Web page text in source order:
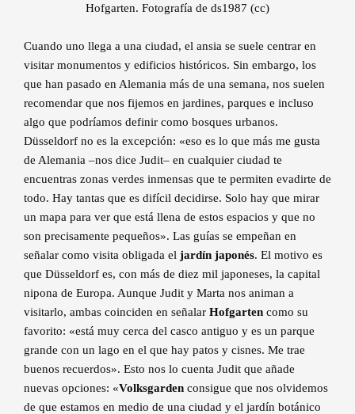
Hofgarten. Fotografía de ds1987 (cc)
Cuando uno llega a una ciudad, el ansia se suele centrar en
visitar monumentos y edificios históricos. Sin embargo, los
que han pasado en Alemania más de una semana, nos suelen
recomendar que nos fijemos en jardines, parques e incluso
algo que podríamos definir como bosques urbanos.
Düsseldorf no es la excepción: «eso es lo que más me gusta
de Alemania –nos dice Judit– en cualquier ciudad te
encuentras zonas verdes inmensas que te permiten evadirte de
todo. Hay tantas que es difícil decidirse. Solo hay que mirar
un mapa para ver que está llena de estos espacios y que no
son precisamente pequeños». Las guías se empeñan en
señalar como visita obligada el jardín japonés. El motivo es
que Düsseldorf es, con más de diez mil japoneses, la capital
nipona de Europa. Aunque Judit y Marta nos animan a
visitarlo, ambas coinciden en señalar Hofgarten como su
favorito: «está muy cerca del casco antiguo y es un parque
grande con un lago en el que hay patos y cisnes. Me trae
buenos recuerdos». Esto nos lo cuenta Judit que añade
nuevas opciones: «Volksgarden consigue que nos olvidemos
de que estamos en medio de una ciudad y el jardín botánico